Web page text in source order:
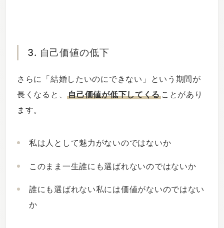
3. 自己価値の低下
さらに「結婚したいのにできない」という期間が
長くなると、自己価値が低下してくることがあり
ます。
私は人として魅力がないのではないか
このまま一生誰にも選ばれないのではないか
誰にも選ばれない私には価値がないのではない
か